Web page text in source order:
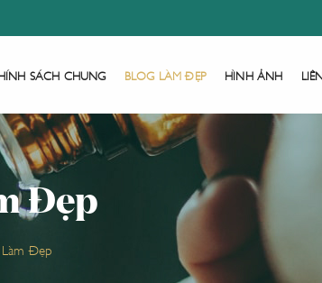
SÁCH CHUNG BLOG LÀM ĐẸP HÌNH ẢNH
Đẹp
Làm Đẹp